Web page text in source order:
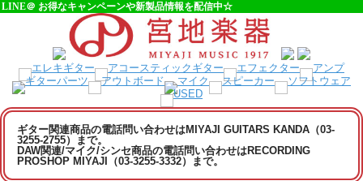
LINE＠ お得なキャンペーンや新製品情報を配信中☆
ギター関連商品の電話問い合わせはMIYAJI GUITARS KANDA（03-
3255-2755）まで。
DAW関連/マイク/シンセ商品の電話問い合わせはRECORDING
PROSHOP MIYAJI（03-3255-3332）まで。